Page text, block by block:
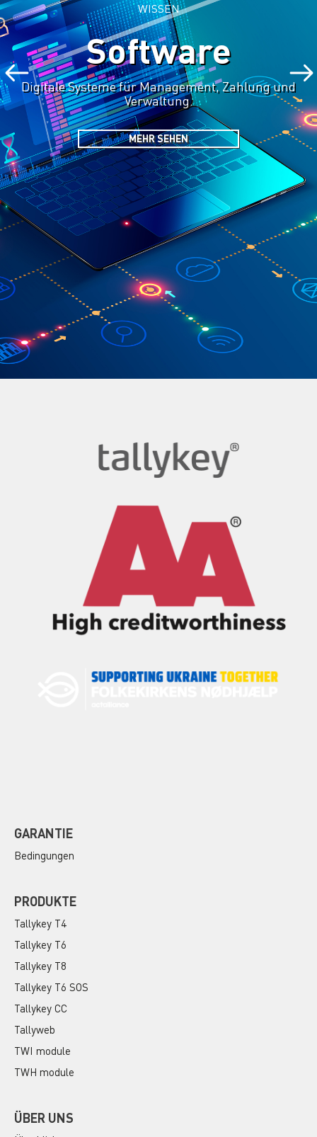
WISSEN
Software
Digitale Systeme für Management, Zahlung und
Verwaltung.
MEHR SEHEN
GARANTIE
Bedingungen
PRODUKTE
Tallykey T4
Tallykey T6
Tallykey T8
Tallykey T6 SOS
Tallykey CC
Tallyweb
TWI module
TWH module
ÜBER UNS